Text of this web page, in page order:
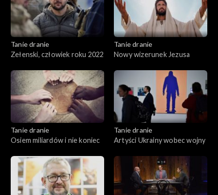
Tanie dranie
Zełenski, człowiek roku 2022
Tanie dranie
Nowy wizerunek Jezusa
Tanie dranie
Osiem miliardów i nie koniec
Tanie dranie
Artyści Ukrainy wobec wojny